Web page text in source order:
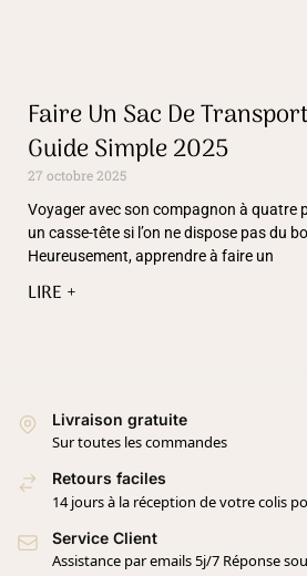
Faire Un Sac De
Guide Simple 2025
27 octobre 2025
Voyager avec son compagnon à quatre
un casse-tête si l’on ne dispose pas du
Heureusement, apprendre à faire un
LIRE +
Livraison gratuite
Sur toutes les commandes
Retours faciles
14 jours à la réception de votre colis
Service Client
Assistance par emails 5j/7 Réponse